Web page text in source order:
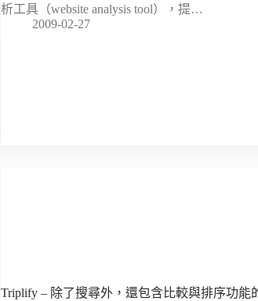
析工具（website analysis tool），提…
2009-02-27
Triplify – 除了搜尋外，還包含比較與排序功能